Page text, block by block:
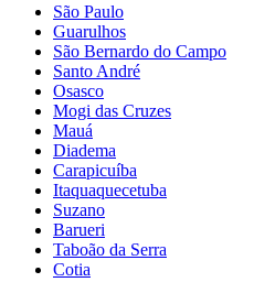
São Paulo
Guarulhos
São Bernardo do Campo
Santo André
Osasco
Mogi das Cruzes
Mauá
Diadema
Carapicuíba
Itaquaquecetuba
Suzano
Barueri
Taboão da Serra
Cotia